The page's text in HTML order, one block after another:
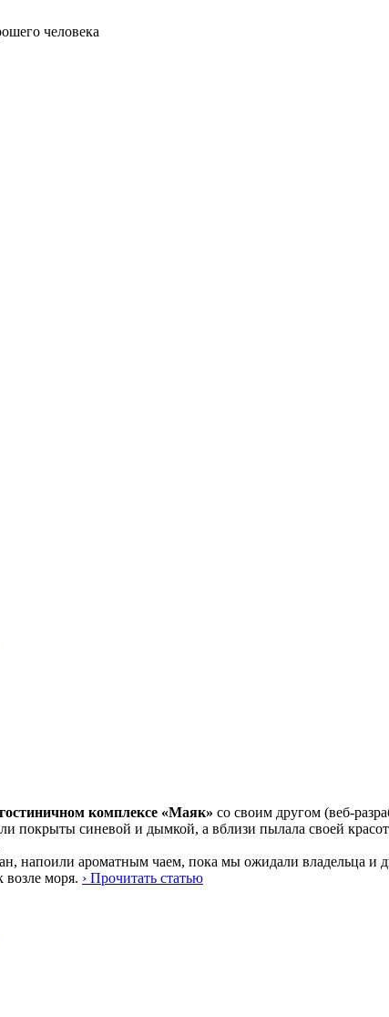
человека
гостиничном комплексе «Маяк» со своим другом (веб-
покрыты синевой и дымкой, а вблизи пылала своей
напоили ароматным чаем, пока мы ожидали владельца и
возле моря. › Прочитать статью